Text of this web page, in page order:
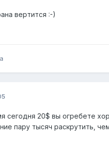
вертится :-)
сегодня 20$ вы огребете
пару тысяч раскрутить,